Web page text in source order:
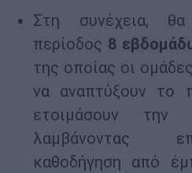
Στη συνέχεια,
περίοδος 8
της οποίας οι
να αναπτύξουν το
ετοιμάσουν την
λαμβάνοντας
καθοδήγηση από